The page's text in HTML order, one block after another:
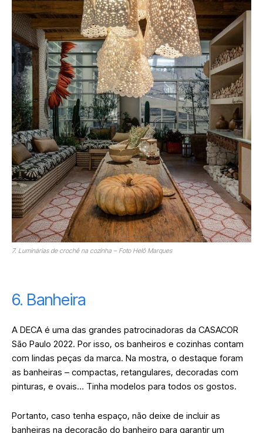
7. Luminárias de crochê na cozinha – Foto Helô Marques
6. Banheira
A DECA é uma das grandes patrocinadoras da CASACOR
São Paulo 2022. Por isso, os banheiros e cozinhas contam
com lindas peças da marca. Na mostra, o destaque foram
as banheiras – compactas, retangulares, decoradas com
pinturas, e ovais… Tinha modelos para todos os gostos.
Portanto, caso tenha espaço, não deixe de incluir as
banheiras na decoração do banheiro para garantir um